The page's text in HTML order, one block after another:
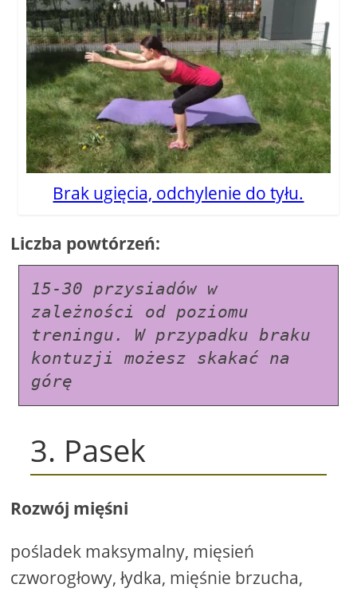
Brak ugięcia, odchylenie do tyłu.
Liczba powtórzeń:
15-30 przysiadów w
zależności od poziomu
treningu. W przypadku braku
kontuzji możesz skakać na
górę
3. Pasek
Rozwój mięśni
pośladek maksymalny, mięsień
czworogłowy, łydka, mięśnie brzucha,